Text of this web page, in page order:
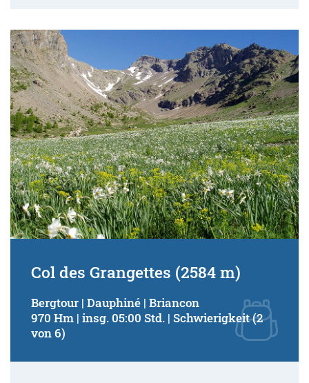
Col des Grangettes (2584 m)
Bergtour | Dauphiné | Briancon
970 Hm | insg. 05:00 Std. | Schwierigkeit (2
von 6)